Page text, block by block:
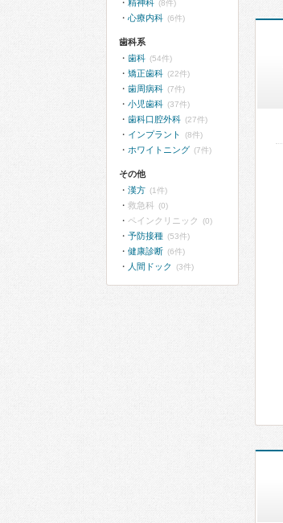
精神科 (8件)
心療内科 (6件)
歯科系
歯科 (54件)
矯正歯科 (22件)
歯周病科 (7件)
小児歯科 (37件)
歯科口腔外科 (27件)
インプラント (8件)
ホワイトニング (7件)
その他
漢方 (1件)
救急科 (0)
ペインクリニック (0)
予防接種 (53件)
健康診断 (6件)
人間ドック (3件)